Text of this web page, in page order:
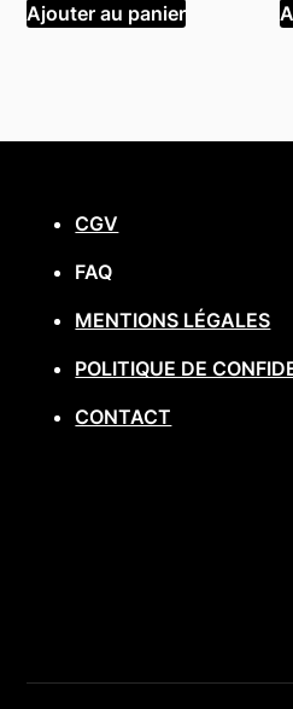
Ajouter au panier
CGV
FAQ
MENTIONS LÉGALES
POLITIQUE DE
CONTACT